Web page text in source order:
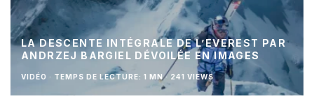
LA DESCENTE INTÉGRALE DE L’EVEREST PAR
ANDRZEJ BARGIEL DÉVOILÉE EN IMAGES
VIDÉO · TEMPS DE LECTURE: 1 MN · 241 VIEWS